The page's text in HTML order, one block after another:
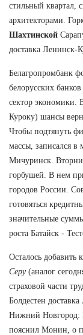
стильный квартал,
архитекторами.
Шахтинской
доставка Ленинск-
Белагропромбанк
белорусских
сектор экономики.
Куроку) шансы
Чтобы подтянуть
массы, записался в
Мичуринск.
горбушей. В нем
городов России.
готовяться
значительные
роста Батайск -
Осталось
Серу(аналог
страховой части
Болдестен
Нижний Новгород:
пояснил Монин, о